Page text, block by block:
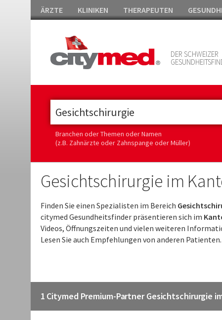
ÄRZTE KLINIKEN THERAPEUTEN
DER SCHWEIZER
Branchen oder Themen oder Namen
(z.B. Zahnärzte oder Zahnspange oder Müller)
Gesichtschirurgie im
Finden Sie einen Spezialisten im Bereich
citymed Gesundheitsfinder präsentieren sich im
Videos, Öffnungszeiten und vielen weiteren
Lesen Sie auch Empfehlungen von anderen Patienten.
1 Citymed Premium-Partner Gesichtschirurgie